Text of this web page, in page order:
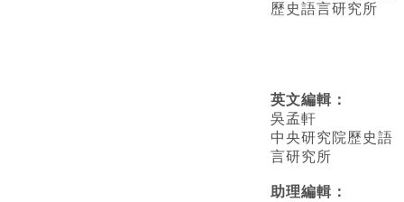
歷史語言研究所
英文編輯 ：
吳孟軒
中央研究院歷史語
言研究所
助理編輯：